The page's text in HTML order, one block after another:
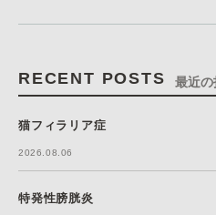
RECENT POSTS 最近の
猫フィラリア症
2026.08.06
特発性膀胱炎